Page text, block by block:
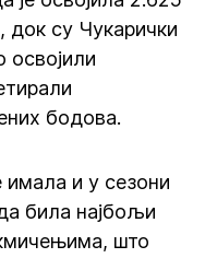
док су Чукарички
освојили
бодова.
имала и у сезони
била најбољи
што